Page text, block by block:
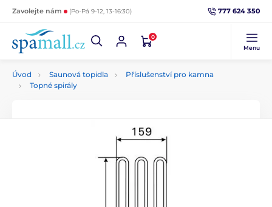
Zavolejte nám (Po-Pá 9-12, 13-16:30) 777 624 350
0
Menu
Úvod Saunová topidla
Příslušenství pro kamna
Topné spirály